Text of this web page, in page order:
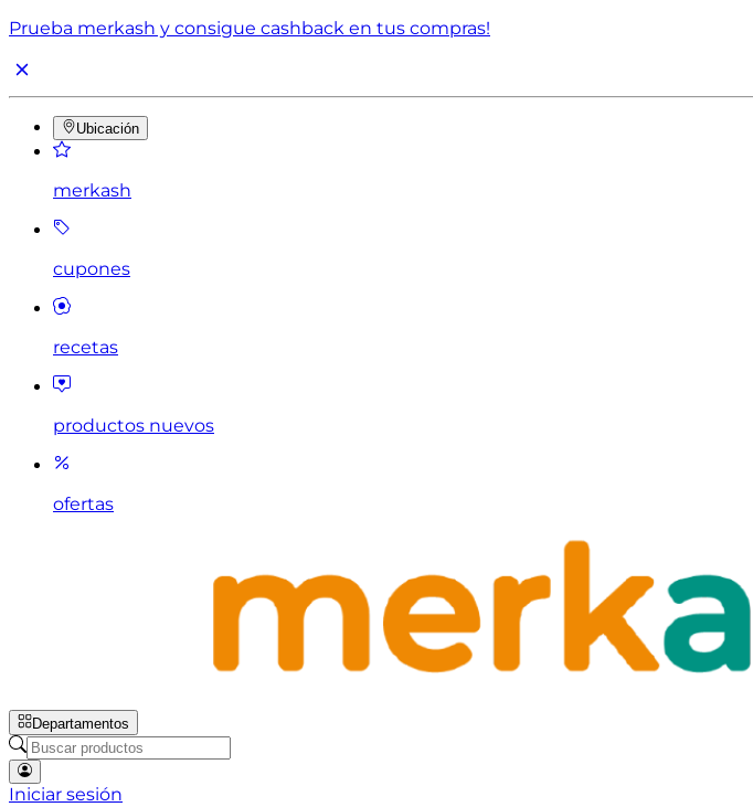
Prueba merkash y consigue cashback en tus compras!
Ubicación
merkash
cupones
recetas
productos nuevos
ofertas
Departamentos
Iniciar sesión